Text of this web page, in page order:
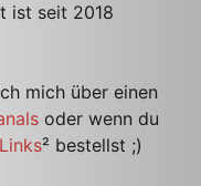
ist seit 2018
mich über einen
oder wenn du
² bestellst ;)